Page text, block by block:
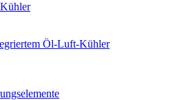
Öl-Luft-Kühler